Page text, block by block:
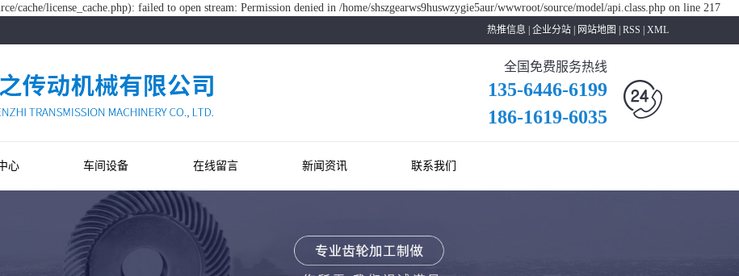
cache/license_cache.php): failed to open stream: Permission denied in /home/shszgearws9huswzygie5aur/wwwroot/source/model/api.class.php on line 217
热推信息 企业分站 网站地图 RSS XML
全国免费服务热线
135-6446-6199
186-1619-6035
心 车间设备 在线留言 新闻资讯 联系我们